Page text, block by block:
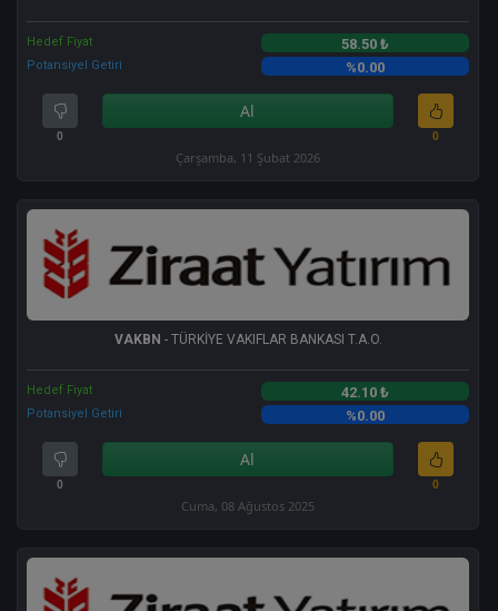
Hedef Fiyat 58.50 ₺
Potansiyel Getiri %0.00
0
Al
0
Çarşamba, 11 Şubat 2026
VAKBN - TÜRKİYE VAKIFLAR BANKASI T.A.O.
Hedef Fiyat 42.10 ₺
Potansiyel Getiri %0.00
0
Al
0
Cuma, 08 Ağustos 2025